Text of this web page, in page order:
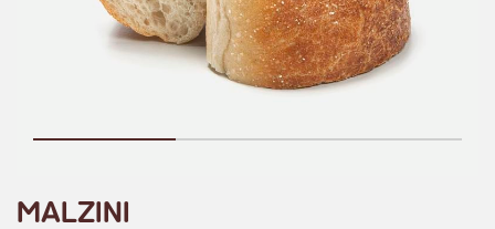
MALZINI